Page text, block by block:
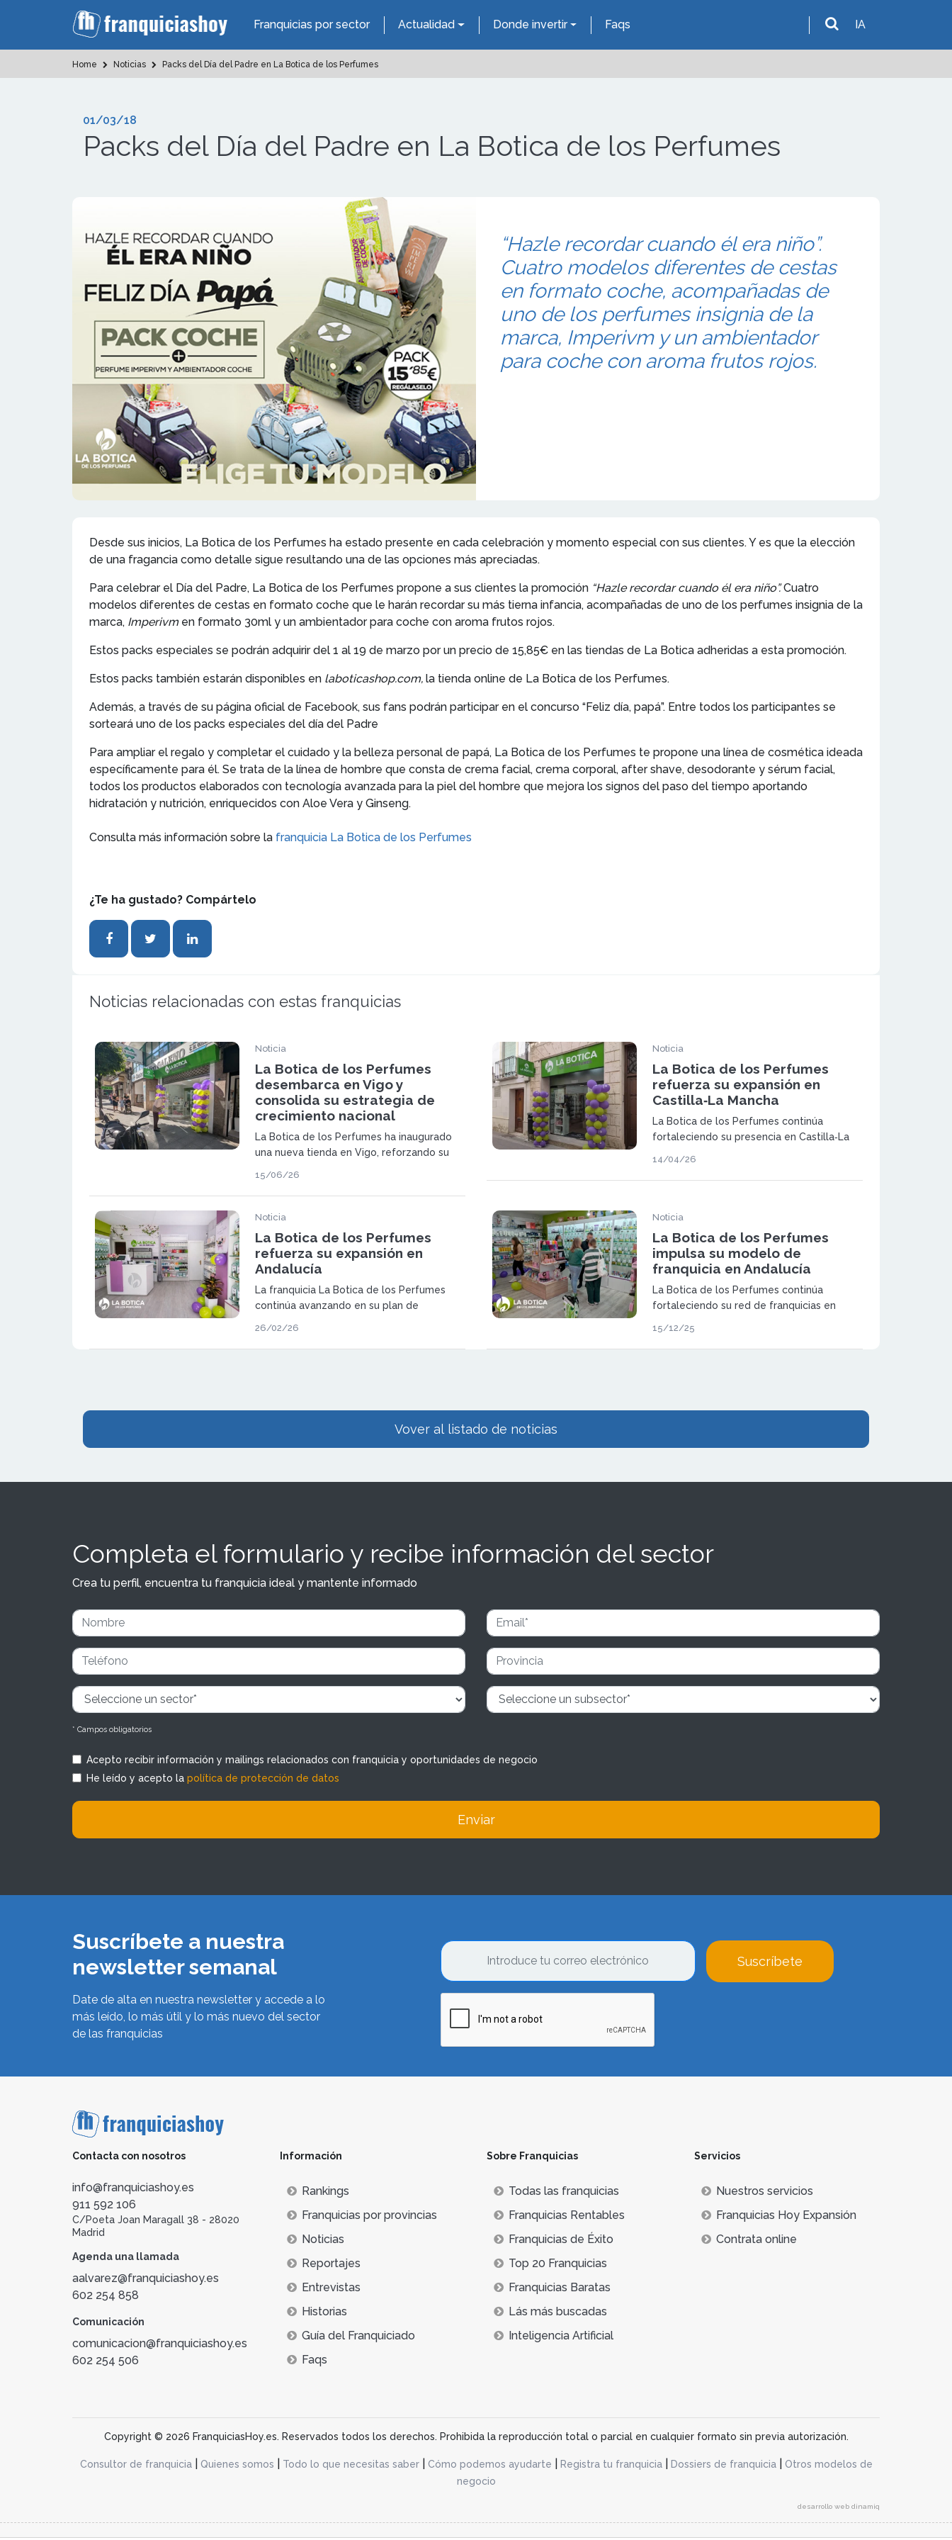
Franquicias por sector Actualidad Donde invertir Faqs IA
Home Noticias Packs del Día del Padre en La Botica de los Perfumes
01/03/18
Packs del Día del Padre en La Botica de los Perfumes
“Hazle recordar cuando él era niño”.
Cuatro modelos diferentes de cestas
en formato coche, acompañadas de
uno de los perfumes insignia de la
marca, Imperivm y un ambientador
para coche con aroma frutos rojos.
Desde sus inicios, La Botica de los Perfumes ha estado presente en cada celebración y momento especial con sus clientes. Y es que la elección
de una fragancia como detalle sigue resultando una de las opciones más apreciadas.
Para celebrar el Día del Padre, La Botica de los Perfumes propone a sus clientes la promoción “Hazle recordar cuando él era niño”.Cuatro
modelos diferentes de cestas en formato coche que le harán recordar su más tierna infancia, acompañadas de uno de los perfumes insignia de la
marca, Imperivm en formato 30ml y un ambientador para coche con aroma frutos rojos.
Estos packs especiales se podrán adquirir del 1 al 19 de marzo por un precio de 15,85€ en las tiendas de La Botica adheridas a esta promoción.
Estos packs también estarán disponibles en laboticashop.com, la tienda online de La Botica de los Perfumes.
Además, a través de su página oficial de Facebook, sus fans podrán participar en el concurso “Feliz día, papá”. Entre todos los participantes se
sorteará uno de los packs especiales del día del Padre
Para ampliar el regalo y completar el cuidado y la belleza personal de papá, La Botica de los Perfumes te propone una línea de cosmética ideada
específicamente para él. Se trata de la línea de hombre que consta de crema facial, crema corporal, after shave, desodorante y sérum facial,
todos los productos elaborados con tecnología avanzada para la piel del hombre que mejora los signos del paso del tiempo aportando
hidratación y nutrición, enriquecidos con Aloe Vera y Ginseng.
Consulta más información sobre la franquicia La Botica de los Perfumes
¿Te ha gustado? Compártelo
Noticias relacionadas con estas franquicias
Noticia
La Botica de los Perfumes
desembarca en Vigo y
consolida su estrategia de
crecimiento nacional
La Botica de los Perfumes ha inaugurado
una nueva tienda en Vigo, reforzando su
apuesta por un modelo de proximidad,
productos de calidad y franquiciados con
experiencia en el sector.
15/06/26
Noticia
La Botica de los Perfumes
refuerza su expansión en
Castilla‑La Mancha
La Botica de los Perfumes continúa
fortaleciendo su presencia en Castilla‑La
acompañamiento y el desarrollo de
14/04/26
Noticia
La Botica de los Perfumes
refuerza su expansión en
Andalucía
La franquicia La Botica de los Perfumes
continúa avanzando en su plan de
enseña refuerza así su posicionamiento en
26/02/26
Noticia
La Botica de los Perfumes
impulsa su modelo de
franquicia en Andalucía
La Botica de los Perfumes continúa
fortaleciendo su red de franquicias en
rentable, escalable y respaldado por
formación integral y soporte continuo.
15/12/25
Vover al listado de noticias
Completa el formulario y recibe información del sector
Crea tu perfil, encuentra tu franquicia ideal y mantente informado
* Campos obligatorios
Acepto recibir información y mailings relacionados con franquicia y oportunidades de negocio
He leído y acepto la política de protección de datos
Enviar
Suscríbete a nuestra
newsletter semanal
Date de alta en nuestra newsletter y accede a lo
más leído, lo más útil y lo más nuevo del sector
de las franquicias
Suscríbete
Contacta con nosotros
info@franquiciashoy.es
911 592 106
C/Poeta Joan Maragall 38 - 28020
Madrid
Agenda una llamada
aalvarez@franquiciashoy.es
602 254 858
Comunicación
comunicacion@franquiciashoy.es
602 254 506
Información
Rankings
Franquicias por provincias
Noticias
Reportajes
Entrevistas
Historias
Guía del Franquiciado
Faqs
Sobre Franquicias
Todas las franquicias
Franquicias Rentables
Franquicias de Éxito
Top 20 Franquicias
Franquicias Baratas
Lás más buscadas
Inteligencia Artificial
Servicios
Nuestros servicios
Franquicias Hoy Expansión
Contrata online
Copyright © 2026 FranquiciasHoy.es. Reservados todos los derechos. Prohibida la reproducción total o parcial en cualquier formato sin previa autorización.
Consultor de franquicia| Quienes somos Todo lo que necesitas saber| Cómo podemos ayudarte Registra tu franquicia| Dossiers de franquicia|
Otros modelos de
negocio
desarrollo web dinamiq